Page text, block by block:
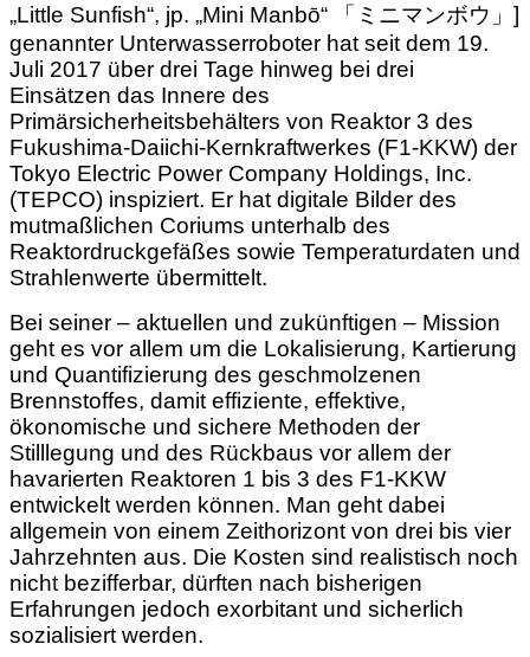
„Little Sunfish“, jp. „Mini Manbō“ 「ミニマンボウ」]
genannter Unterwasserroboter hat seit dem 19.
Juli 2017 über drei Tage hinweg bei drei
Einsätzen das Innere des
Primärsicherheitsbehälters von Reaktor 3 des
Fukushima-Daiichi-Kernkraftwerkes (F1-KKW) der
Tokyo Electric Power Company Holdings, Inc.
(TEPCO) inspiziert. Er hat digitale Bilder des
mutmaßlichen Coriums unterhalb des
Reaktordruckgefäßes sowie Temperaturdaten und
Strahlenwerte übermittelt.
Bei seiner – aktuellen und zukünftigen – Mission
geht es vor allem um die Lokalisierung, Kartierung
und Quantifizierung des geschmolzenen
Brennstoffes, damit effiziente, effektive,
ökonomische und sichere Methoden der
Stilllegung und des Rückbaus vor allem der
havarierten Reaktoren 1 bis 3 des F1-KKW
entwickelt werden können. Man geht dabei
allgemein von einem Zeithorizont von drei bis vier
Jahrzehnten aus. Die Kosten sind realistisch noch
nicht bezifferbar, dürften nach bisherigen
Erfahrungen jedoch exorbitant und sicherlich
sozialisiert werden.